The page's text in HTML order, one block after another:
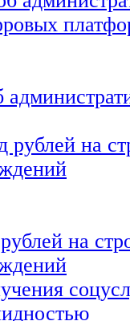
на